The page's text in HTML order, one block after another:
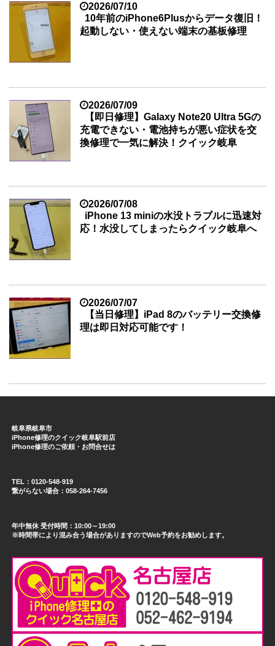
2026/07/10
10年前のiPhone6Plusからデータ復旧！
起動しない・使えない端末の基板修理
2026/07/09
【即日修理】Galaxy Note20 Ultra 5Gの
充電できない・電池持ちが悪い症状を交
換修理で一気に解決！クイック岐阜
2026/07/08
iPhone 13 miniの水没トラブルに迅速対
応！水没してしまったらクイック岐阜へ
2026/07/07
【当日修理】iPad 8のバッテリー交換修
理は即日対応可能です！
岐阜県岐阜市
iPhone修理のクイック岐阜駅前店
iPhone修理のご依頼・お問合せは
TEL：0120-548-919
繋がらない場合：058-264-7456
年中無休 受付時間：10:00～19:00
※時間帯により混み合う場合がありますのでWeb予約をお勧めします。